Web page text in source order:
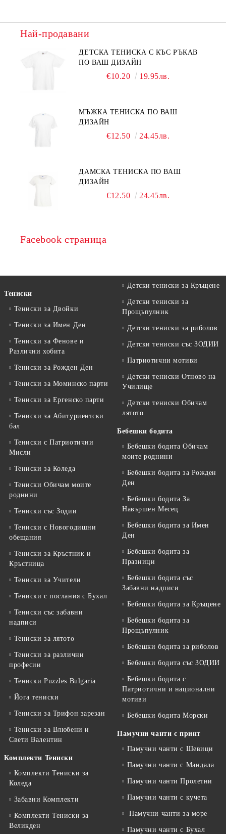
Най-продавани
ДЕТСКА ТЕНИСКА С КЪС РЪКАВ
ПО ВАШ ДИЗАЙН
€10.20 19.95лв.
МЪЖКА ТЕНИСКА ПО ВАШ
ДИЗАЙН
€12.50 24.45лв.
ДАМСКА ТЕНИСКА ПО ВАШ
ДИЗАЙН
€12.50 24.45лв.
Facebook страница
Тениски
Тениски за Двойки
Тениски за Имен Ден
Тениски за Фенове и
Различни хобита
Тениски за Рожден Ден
Тениски за Mоминско парти
Тениски за Eргенско парти
Тениски за Aбитуриентски
бал
Тениски с Патриотични
Мисли
Тениски за Коледа
Тениски Обичам моите
роднини
Тениски със Зодии
Тениски с Новогодишни
обещания
Тениски за Кръстник и
Кръстница
Тениски за Учители
Тениски с послания с Бухал
Тениски със забавни
надписи
Тениски за лятото
Тениски за различни
професии
Тениски Puzzles Bulgaria
Йога тениски
Тениски за Трифон зарезан
Тениски за Влюбени и
Свети Валентин
Комплекти Тениски
Комплекти Тениски за
Коледа
Забавни Комплекти
Комплекти Тениски за
Великден
Детски тениски за Кръщене
Детски тениски за
Прощъпулник
Детски тениски за риболов
Детски тениски със ЗОДИИ
Патриотични мотиви
Детски тениски Отново на
Училище
Детски тениски Обичам
лятото
Бебешки бодита
Бебешки бодита Обичам
моите роднини
Бебешки бодита за Рожден
Ден
Бебешки бодита За
Навършен Месец
Бебешки бодита за Имен
Ден
Бебешки бодита за
Празници
Бебешки бодита със
Забавни надписи
Бебешки бодита за Кръщене
Бебешки бодита за
Прощъпулник
Бебешки бодита за риболов
Бебешки бодита със ЗОДИИ
Бебешки бодита с
Патриотични и национални
мотиви
Бебешки бодита Морски
Памучни чанти с принт
Памучни чанти с Шевици
Памучни чанти с Мандала
Памучни чанти Пролетни
Памучни чанти с кучета
Памучни чанти за море
Памучни чанти с Бухал